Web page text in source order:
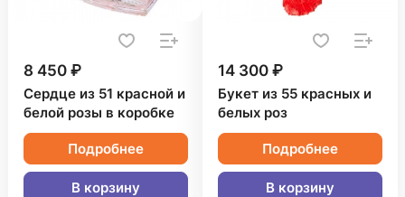
8 450 ₽
Сердце из 51 красной и
белой розы в коробке
Подробнее
В корзину
14 300 ₽
Букет из 55 красных и
белых роз
Подробнее
В корзину